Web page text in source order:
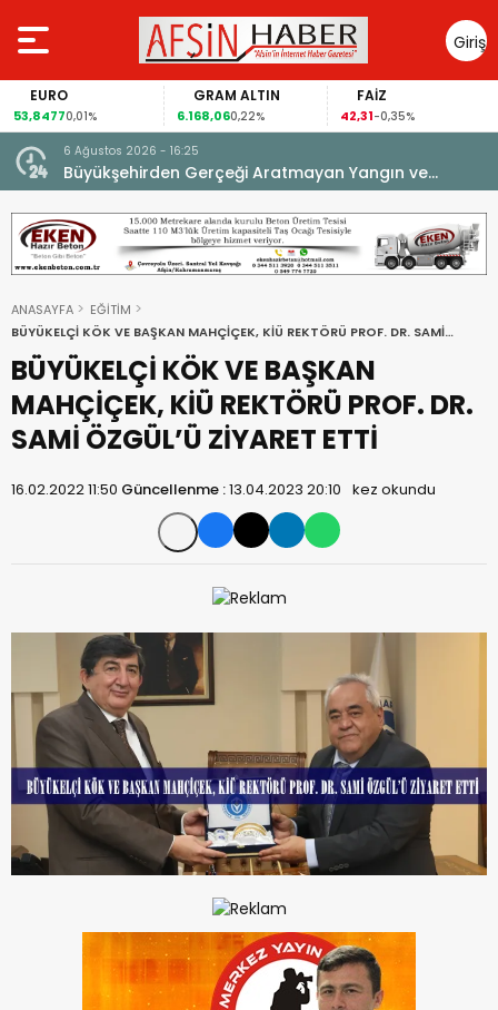
Giriş
Yap
EURO
53,84770,01%
GRAM ALTIN
6.168,060,22%
FAİZ
42,31-0,35%
6 Ağustos 2026 - 16:25
Büyükşehirden Gerçeği Aratmayan Yangın ve
Kurtarma Tatbikatı.
ANASAYFA
EĞİTİM
BÜYÜKELÇİ KÖK VE BAŞKAN MAHÇİÇEK, KİÜ REKTÖRÜ PROF. DR. SAMİ
ÖZGÜL’Ü ZİYARET ETTİ
BÜYÜKELÇİ KÖK VE BAŞKAN
MAHÇİÇEK, KİÜ REKTÖRÜ PROF. DR.
SAMİ ÖZGÜL’Ü ZİYARET ETTİ
16.02.2022 11:50 Güncellenme :13.04.2023 20:10 kez okundu